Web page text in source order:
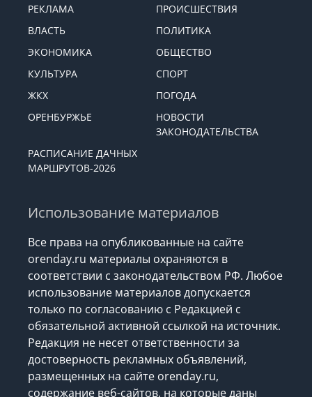
РЕКЛАМА
ПРОИСШЕСТВИЯ
ВЛАСТЬ
ПОЛИТИКА
ЭКОНОМИКА
ОБЩЕСТВО
КУЛЬТУРА
СПОРТ
ЖКХ
ПОГОДА
ОРЕНБУРЖЬЕ
НОВОСТИ
ЗАКОНОДАТЕЛЬСТВА
РАСПИСАНИЕ ДАЧНЫХ
МАРШРУТОВ-2026
Использование материалов
Все права на опубликованные на сайте
orenday.ru материалы охраняются в
соответствии с законодательством РФ. Любое
использование материалов допускается
только по согласованию с Редакцией с
обязательной активной ссылкой на источник.
Редакция не несет ответственности за
достоверность рекламных объявлений,
размещенных на сайте orenday.ru,
содержание веб-сайтов, на которые даны